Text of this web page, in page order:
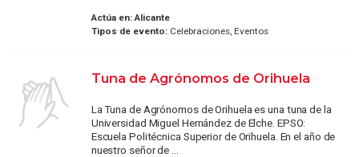
Actúa en: Alicante
Tipos de evento:Celebraciones, Eventos
Tuna de Agrónomos de Orihuela
La Tuna de Agrónomos de Orihuela es una tuna de la
Universidad Miguel Hernández de Elche. EPSO:
Escuela Politécnica Superior de Orihuela. En el año de
nuestro señor de ...